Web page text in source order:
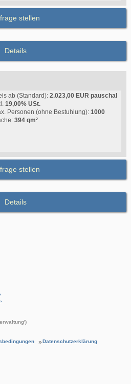
stellen
Details
ab (Standard): 2.023,00 EUR pauschal
19,00% USt.
Personen (ohne Bestuhlung): 1000
394 qm²
stellen
Details
Datenschutzerklärung